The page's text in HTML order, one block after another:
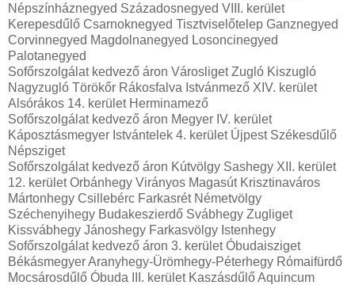
Népszínháznegyed Századosnegyed VIII. kerület
Kerepesdűlő Csarnoknegyed Tisztviselőtelep Ganznegyed
Corvinnegyed Magdolnanegyed Losoncinegyed
Palotanegyed
Sofőrszolgálat kedvező áron Városliget Zugló Kiszugló
Nagyzugló Törökőr Rákosfalva Istvánmező XIV. kerület
Alsórákos 14. kerület Herminamező
Sofőrszolgálat kedvező áron Megyer IV. kerület
Káposztásmegyer Istvántelek 4. kerület Újpest Székesdűlő
Népsziget
Sofőrszolgálat kedvező áron Kútvölgy Sashegy XII. kerület
12. kerület Orbánhegy Virányos Magasút Krisztinaváros
Mártonhegy Csillebérc Farkasrét Németvölgy
Széchenyihegy Budakeszierdő Svábhegy Zugliget
Kissvábhegy Jánoshegy Farkasvölgy Istenhegy
Sofőrszolgálat kedvező áron 3. kerület Óbudaisziget
Békásmegyer Aranyhegy-Ürömhegy-Péterhegy Rómaifürdő
Mocsárosdűlő Óbuda III. kerület Kaszásdűlő Aquincum